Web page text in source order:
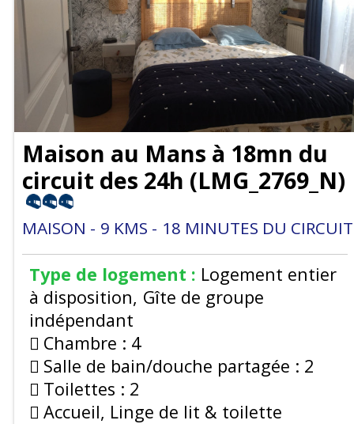
Maison au Mans à 18mn du
circuit des 24h (LMG_2769_N)
MAISON 9 KMS 18 MINUTES DU CIRCUIT
Type de logement : Logement entier
à disposition Gîte de groupe
indépendant
Chambre : 4
Salle de bain/douche partagée : 2
Toilettes : 2
Accueil, Linge de lit & toilette